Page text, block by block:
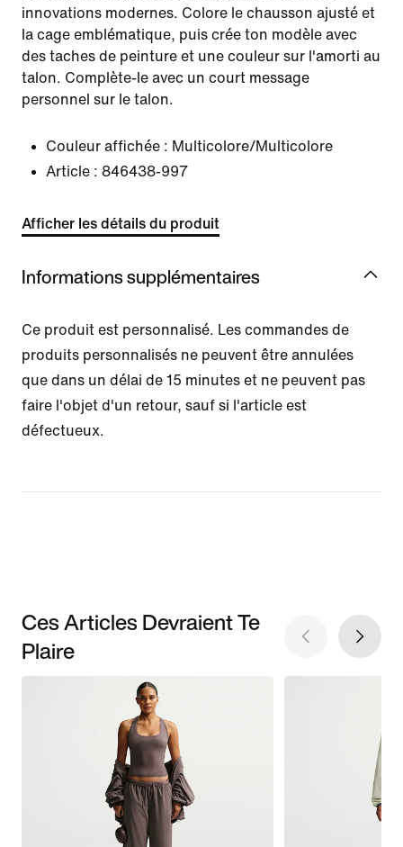
innovations modernes. Colore le chausson ajusté et
la cage emblématique, puis crée ton modèle avec
des taches de peinture et une couleur sur l'amorti au
talon. Complète-le avec un court message
personnel sur le talon.
Couleur affichée : Multicolore/Multicolore
Article : 846438-997
Afficher les détails du produit
Informations supplémentaires
Ce produit est personnalisé. Les commandes de
produits personnalisés ne peuvent être annulées
que dans un délai de 15 minutes et ne peuvent pas
faire l'objet d'un retour, sauf si l'article est
défectueux.
Ces Articles Devraient Te
Plaire